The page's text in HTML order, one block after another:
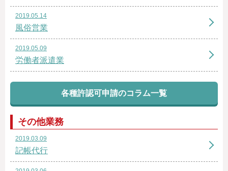
2019.05.14
風俗営業
2019.05.09
労働者派遣業
各種許認可申請のコラム一覧
その他業務
2019.03.09
記帳代行